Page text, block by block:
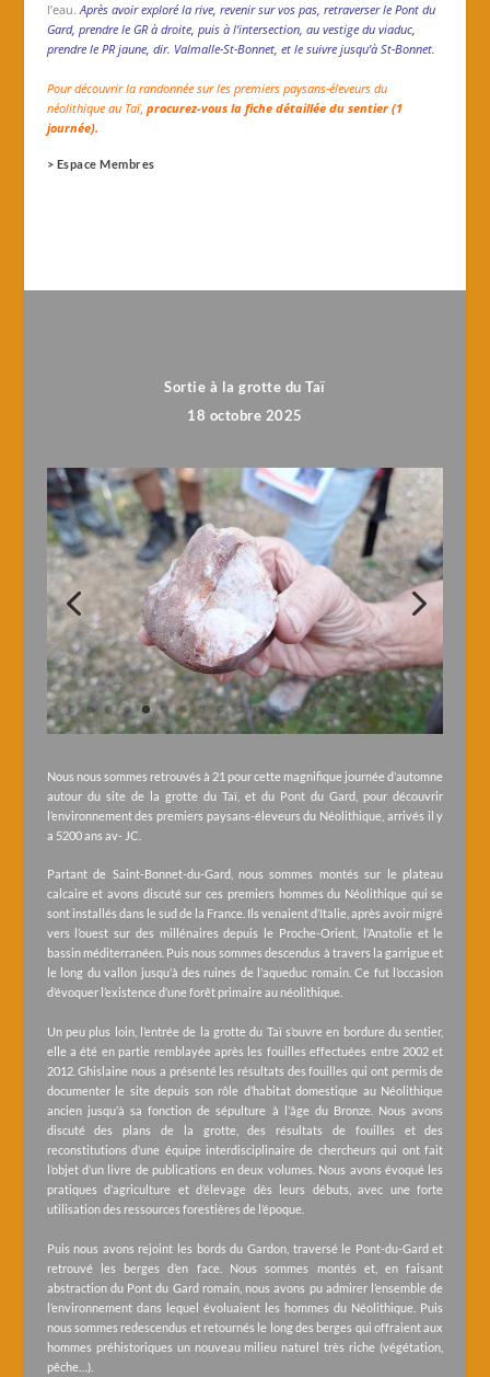
l’eau.Après avoir exploré la rive, revenir sur vos pas, retraverser le Pont du
Gard, prendre le GR à droite, puis à l’intersection, au vestige du viaduc,
prendre le PR jaune, dir. Valmalle-St-Bonnet, et le suivre jusqu’à St-Bonnet.
Pour découvrir la randonnée sur les premiers paysans-éleveurs du
néolithique au Taï, procurez-vous la fiche détaillée du sentier (1
journée).
> Espace Membres
Sortie à la grotte du Taï
18 octobre 2025
Nous nous sommes retrouvés à 21 pour cette magnifique journée d’automne
autour du site de la grotte du Taï, et du Pont du Gard, pour découvrir
l’environnement des premiers paysans-éleveurs du Néolithique, arrivés il y
a 5200 ans av- JC.
Partant de Saint-Bonnet-du-Gard, nous sommes montés sur le plateau
calcaire et avons discuté sur ces premiers hommes du Néolithique qui se
sont installés dans le sud de la France. Ils venaient d’Italie, après avoir migré
vers l’ouest sur des millénaires depuis le Proche-Orient, l’Anatolie et le
bassin méditerranéen. Puis nous sommes descendus à travers la garrigue et
le long du vallon jusqu’à des ruines de l’aqueduc romain. Ce fut l’occasion
d’évoquer l’existence d’une forêt primaire au néolithique.
Un peu plus loin, l’entrée de la grotte du Taï s’ouvre en bordure du sentier,
elle a été en partie remblayée après les fouilles effectuées entre 2002 et
2012. Ghislaine nous a présenté les résultats des fouilles qui ont permis de
documenter le site depuis son rôle d’habitat domestique au Néolithique
ancien jusqu’à sa fonction de sépulture à l’âge du Bronze. Nous avons
discuté des plans de la grotte, des résultats de fouilles et des
reconstitutions d’une équipe interdisciplinaire de chercheurs qui ont fait
l’objet d’un livre de publications en deux volumes. Nous avons évoqué les
pratiques d’agriculture et d’élevage dès leurs débuts, avec une forte
utilisation des ressources forestières de l’époque.
Puis nous avons rejoint les bords du Gardon, traversé le Pont-du-Gard et
retrouvé les berges d’en face. Nous sommes montés et, en faisant
abstraction du Pont du Gard romain, nous avons pu admirer l’ensemble de
l’environnement dans lequel évoluaient les hommes du Néolithique. Puis
nous sommes redescendus et retournés le long des berges qui offraient aux
hommes préhistoriques un nouveau milieu naturel très riche (végétation,
pêche…).